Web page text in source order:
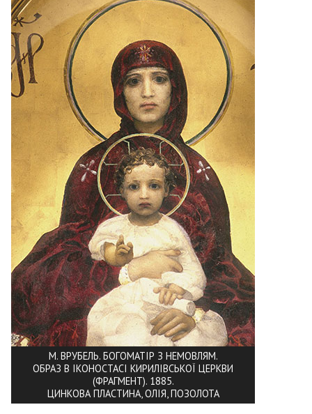
М. ВРУБЕЛЬ. БОГОМАТІР З НЕМОВЛЯМ.
ОБРАЗ В ІКОНОСТАСІ КИРИЛІВСЬКОЇ ЦЕРКВИ
(ФРАГМЕНТ). 1885.
ЦИНКОВА ПЛАСТИНА, ОЛІЯ, ПОЗОЛОТА